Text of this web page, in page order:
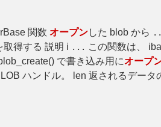
関数 オープンした blob から
取得する 説明 i ... この関数は、
で書き込み用にオープ
ハンドル。 len 返されるデータ